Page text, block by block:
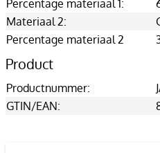
Percentage materiaal 1:
Materiaal 2:
Percentage materiaal 2
Product
Productnummer:
GTIN/EAN: